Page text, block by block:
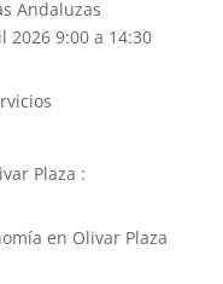
Andaluzas
2026 9:00 a 14:30
Plaza :
en Olivar Plaza